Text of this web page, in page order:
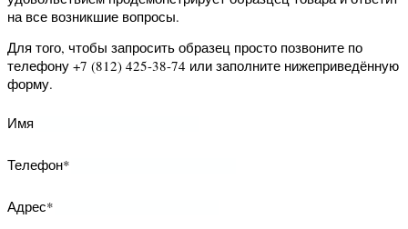
Телефон*
* - поля обязательные для заполнения
возможность заказать обратный